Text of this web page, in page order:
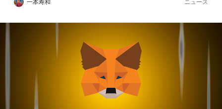
一本寿和